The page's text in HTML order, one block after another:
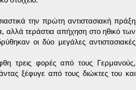
την πρώτη αντιστασιακή πράξη
αλλά τεράστια απήχηση στο ηθικό των
οι δύο μεγάλες αντιστασιακές
τρεις φορές από τους Γερμανούς,
ξέφυγε από τους διώκτες του και